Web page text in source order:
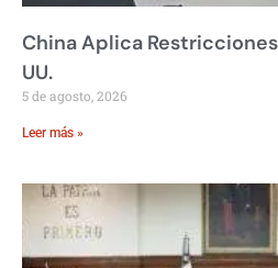
China Aplica
UU.
5 de agosto, 2026
Leer más »